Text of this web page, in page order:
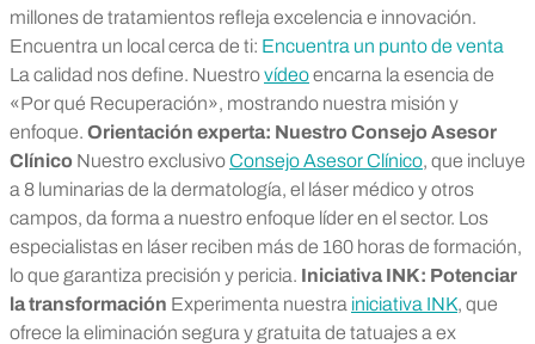
millones de tratamientos refleja excelencia e innovación.
Encuentra un local cerca de ti: Encuentra un punto de venta
La calidad nos define. Nuestrovídeoencarna la esencia de
«Por qué Recuperación», mostrando nuestra misión y
enfoque. Orientación experta: Nuestro Consejo Asesor
Clínico Nuestro exclusivoConsejo Asesor Clínico, que incluye
a 8 luminarias de la dermatología, el láser médico y otros
campos, da forma a nuestro enfoque líder en el sector. Los
especialistas en láser reciben más de 160 horas de formación,
lo que garantiza precisión y pericia. Iniciativa INK: Potenciar
la transformación Experimenta nuestra iniciativa INK, que
ofrece la eliminación segura y gratuita de tatuajes a ex